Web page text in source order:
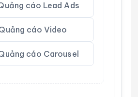
cáo Lead Ads
cáo Video
cáo Carousel